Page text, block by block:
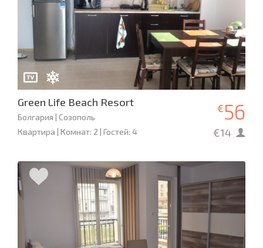
Green Life Beach Resort
Болгария | Созополь
Квартира | Комнат: 2 | Гостей: 4
€56
€14